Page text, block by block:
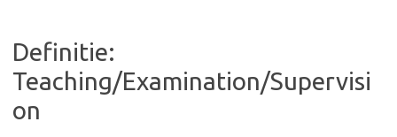
Definitie:
Teaching/Examination/Supervisi
on